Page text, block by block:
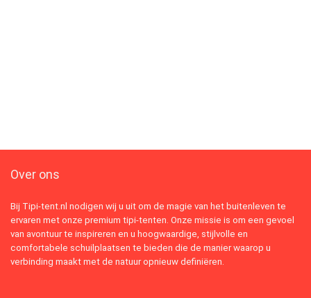
Over ons
Bij Tipi-tent.nl nodigen wij u uit om de magie van het buitenleven te
ervaren met onze premium tipi-tenten. Onze missie is om een gevoel
van avontuur te inspireren en u hoogwaardige, stijlvolle en
comfortabele schuilplaatsen te bieden die de manier waarop u
verbinding maakt met de natuur opnieuw definiëren.